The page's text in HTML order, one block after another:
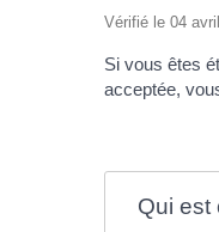
Vérifié le 04
Si vous êtes
acceptée,
Qui est